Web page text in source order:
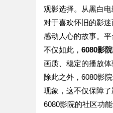
观影选择。从黑白
对于喜欢怀旧的影
感动人心的故事。
不仅如此， 6080影院
画质、稳定的播放
除此之外，6080影
现象，这不仅保障
6080影院的社区功